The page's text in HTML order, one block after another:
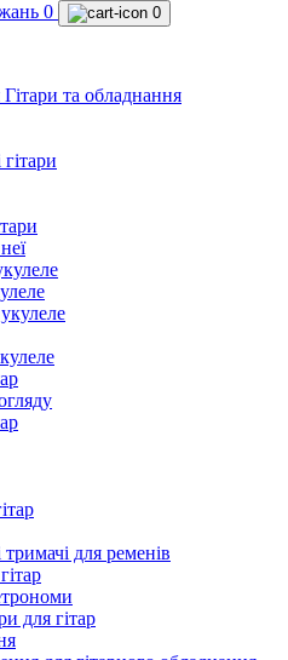
0 0
Гітари та обладнання
для ременів
для гітар